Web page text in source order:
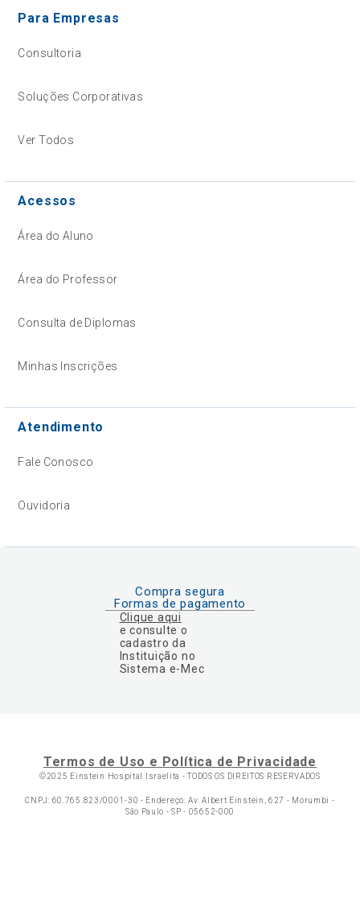
Para Empresas
Consultoria
Soluções Corporativas
Ver Todos
Acessos
Área do Aluno
Área do Professor
Consulta de Diplomas
Minhas Inscrições
Atendimento
Fale Conosco
Ouvidoria
Compra segura
Formas de pagamento
Clique aqui
e consulte o
cadastro da
Instituição no
Sistema e-Mec
Termos de Uso e Política de Privacidade
©2025 Einstein Hospital Israelita -TODOS OS DIREITOS RESERVADOS
CNPJ: 60.765.823/0001-30 - Endereço: Av. Albert Einstein, 627 - Morumbi -
São Paulo - SP - 05652-000